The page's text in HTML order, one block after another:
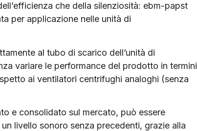
che della silenziosità: ebm-papst
per applicazione nelle unità di
al tubo di scarico dell’unità di
variare le performance del prodotto in termini
ai ventilatori centrifughi analoghi (senza
e consolidato sul mercato, può essere
livello sonoro senza precedenti, grazie alla